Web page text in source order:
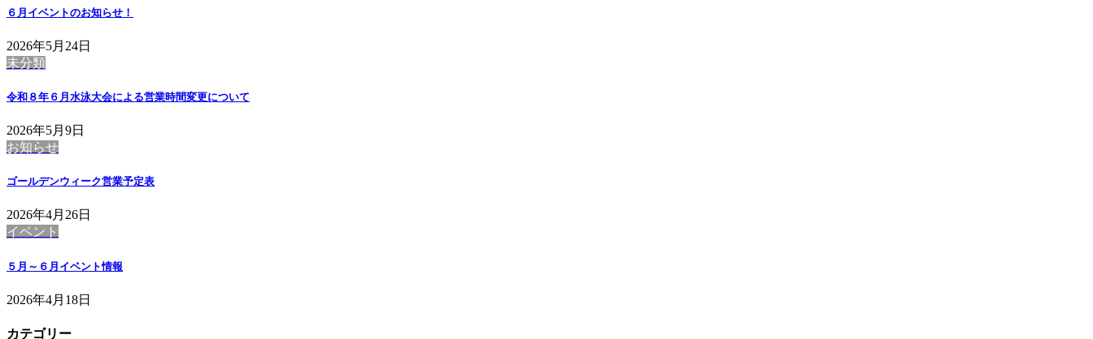
６月イベントのお知らせ！
2026年5月24日
未分類
令和８年６月水泳大会による営業時間変更について
2026年5月9日
お知らせ
ゴールデンウィーク営業予定表
2026年4月26日
イベント
５月～６月イベント情報
2026年4月18日
カテゴリー